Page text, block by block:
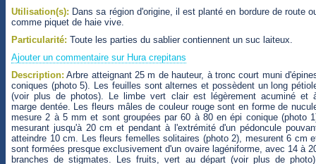
Utilisation(s): Dans sa région d'origine, il est planté en bordure de route
comme piquet de haie vive.
Particularité: Toute les parties du sablier contiennent un suc laiteux.
Ajouter un commentaire sur Hura crepitans
Description: Arbre atteignant 25 m de hauteur, à tronc court muni
coniques (photo 5). Les feuilles sont alternes et possèdent un long
(voir plus de photos). Le limbe vert clair est légèrement acuminé et
marge dentée. Les fleurs mâles de couleur rouge sont en forme de
mesure 2 à 5 mm et sont groupées par 60 à 80 en épi conique (photo
mesurant jusqu'à 20 cm et pendant à l'extrémité d'un pédoncule
atteindre 10 cm. Les fleurs femelles solitaires (photo 2), mesurent 6 cm
sont formées presque exclusivement d'un ovaire lagéniforme, avec 14 à
branches de stigmates. Les fruits, vert au départ (voir plus de